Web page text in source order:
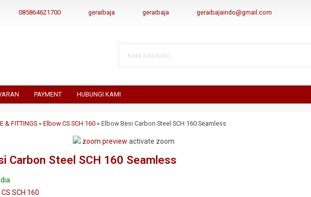
085864621700 geraibaja geraibaja geraibajaindo@gmail.com
PAYMENT HUBUNGI KAMI
& FITTINGS »Elbow CS SCH 160 »Elbow Besi Carbon Steel SCH 160 Seamless
zoom preview activate zoom
Carbon Steel SCH 160 Seamless
SCH 160